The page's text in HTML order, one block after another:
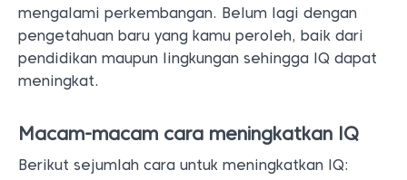
mengalami perkembangan. Belum lagi dengan
pengetahuan baru yang kamu peroleh, baik dari
pendidikan maupun lingkungan sehingga IQ dapat
meningkat.
Macam-macam cara meningkatkan IQ
Berikut sejumlah cara untuk meningkatkan IQ: